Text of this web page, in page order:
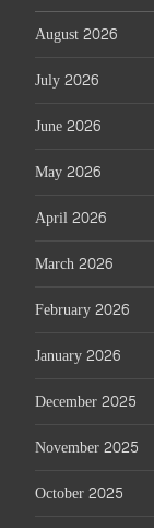
August 2026
July 2026
June 2026
May 2026
April 2026
March 2026
February 2026
January 2026
December 2025
November 2025
October 2025